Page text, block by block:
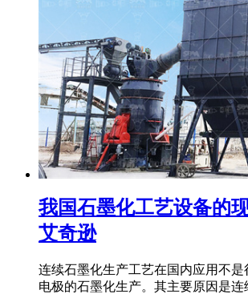
我国石墨化工艺设备的现
艾奇逊
连续石墨化生产工艺在国内应用不
电极的石墨化生产。其主要原因是